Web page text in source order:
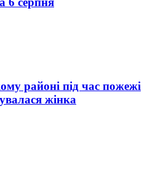
районі під час пожежі
жінка